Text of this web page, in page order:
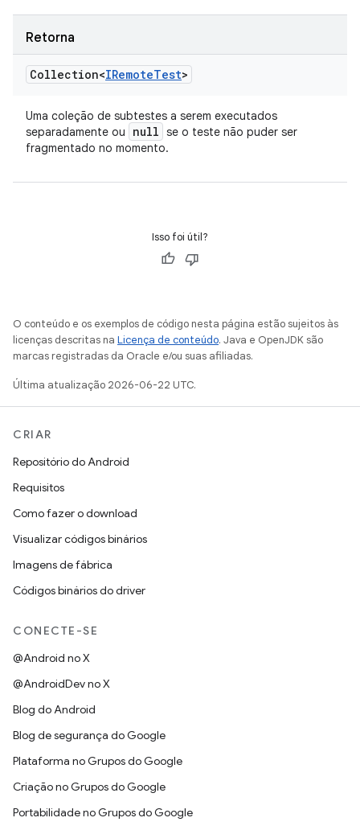
Retorna
Collection<IRemoteTest>
Uma coleção de subtestes a serem executados
separadamente ou
null se o teste não puder ser
fragmentado no momento.
Isso foi útil?
O conteúdo e os exemplos de código nesta página estão sujeitos às
licenças descritas na Licença de conteúdo. Java e OpenJDK são
marcas registradas da Oracle e/ou suas afiliadas.
Última atualização 2026-06-22 UTC.
CRIAR
Repositório do Android
Requisitos
Como fazer o download
Visualizar códigos binários
Imagens de fábrica
Códigos binários do driver
CONECTE-SE
@Android no X
@AndroidDev no X
Blog do Android
Blog de segurança do Google
Plataforma no Grupos do Google
Criação no Grupos do Google
Portabilidade no Grupos do Google